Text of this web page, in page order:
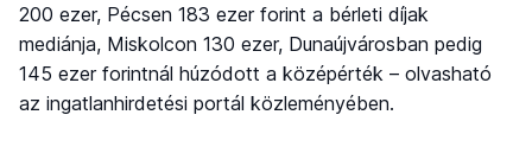
200 ezer, Pécsen 183 ezer forint a bérleti díjak
mediánja, Miskolcon 130 ezer, Dunaújvárosban pedig
145 ezer forintnál húzódott a középérték – olvasható
az ingatlanhirdetési portál közleményében.